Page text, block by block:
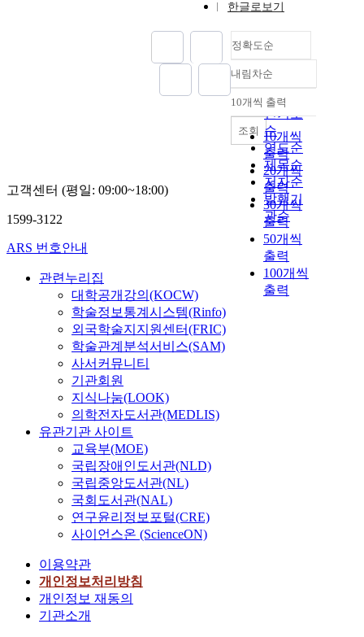
한글로보기
정확도순
정확도
순
인기도
순
연도순
제목순
저자순
발행기
관순
내림차순
내림차순
10개씩 출력
10개씩
출력
20개씩
출력
30개씩
출력
50개씩
출력
100개씩
출력
조회
고객센터 (평일: 09:00~18:00)
1599-3122
ARS 번호안내
관련누리집
대학공개강의(KOCW)
학술정보통계시스템(Rinfo)
외국학술지지원센터(FRIC)
학술관계분석서비스(SAM)
사서커뮤니티
기관회원
지식나눔(LOOK)
의학전자도서관(MEDLIS)
유관기관 사이트
교육부(MOE)
국립장애인도서관(NLD)
국립중앙도서관(NL)
국회도서관(NAL)
연구윤리정보포털(CRE)
사이언스온 (ScienceON)
이용약관
개인정보처리방침
개인정보 재동의
기관소개